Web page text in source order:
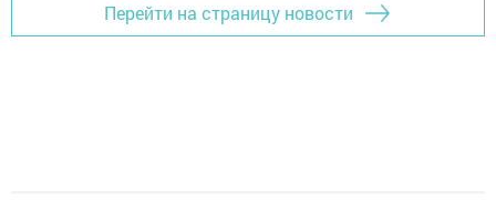
Перейти на страницу новости